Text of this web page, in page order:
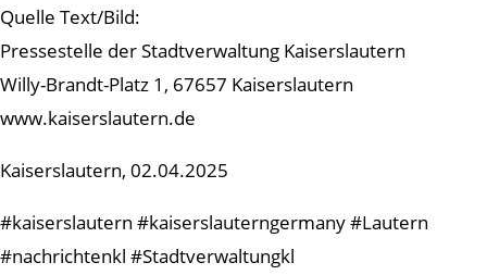
Quelle Text/Bild:
Pressestelle der Stadtverwaltung Kaiserslautern
Willy-Brandt-Platz 1, 67657 Kaiserslautern
www.kaiserslautern.de
Kaiserslautern, 02.04.2025
#kaiserslautern #kaiserslauterngermany #Lautern
#nachrichtenkl #Stadtverwaltungkl